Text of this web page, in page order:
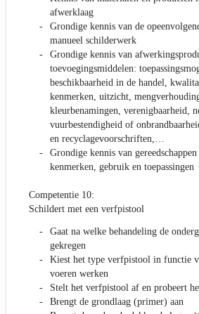
afwerklaag
Grondige kennis van de
manueel schilderwerk
Grondige kennis van
toevoegingsmiddelen:
beschikbaarheid in de handel,
kenmerken, uitzicht,
kleurbenamingen, verenigbaarheid,
vuurbestendigheid of
en recyclagevoorschriften,…
Grondige kennis van
kenmerken, gebruik en toepassingen
Competentie 10:
Schildert met een verfpistool
Gaat na welke behandeling de
gekregen
Kiest het type verfpistool in functie
voeren werken
Stelt het verfpistool af en probeert
Brengt de grondlaag (primer) aan